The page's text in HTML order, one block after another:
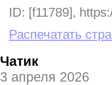
ID: [f11789],
Распечатать
Чатик
3 апреля 2026